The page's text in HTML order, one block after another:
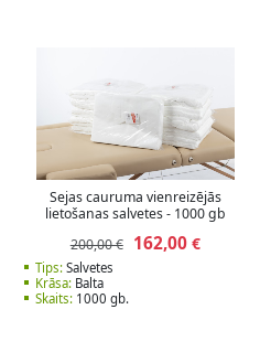
Sejas cauruma vienreizējās
lietošanas salvetes - 1000 gb
200,00 €
162,00€
Tips: Salvetes
Krāsa: Balta
Skaits: 1000 gb.